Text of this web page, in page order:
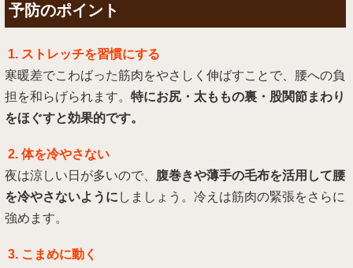
予防のポイント
1. ストレッチを習慣にする
寒暖差でこわばった筋肉をやさしく伸ばすことで、腰への負
担を和らげられます。 特にお尻・太ももの裏・股関節まわり
をほぐすと効果的です。
2. 体を冷やさない
夜は涼しい日が多いので、 腹巻きや薄手の毛布を活用して腰
を冷やさないように しましょう。冷えは筋肉の緊張をさらに
強めます。
3. こまめに動く